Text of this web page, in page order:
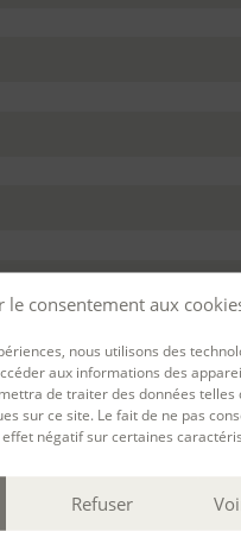
le consentement aux
nous utilisons des
aux informations des
de traiter des données
sur ce site. Le fait de ne pas
négatif sur certaines
Refuser
d’un financement
à :